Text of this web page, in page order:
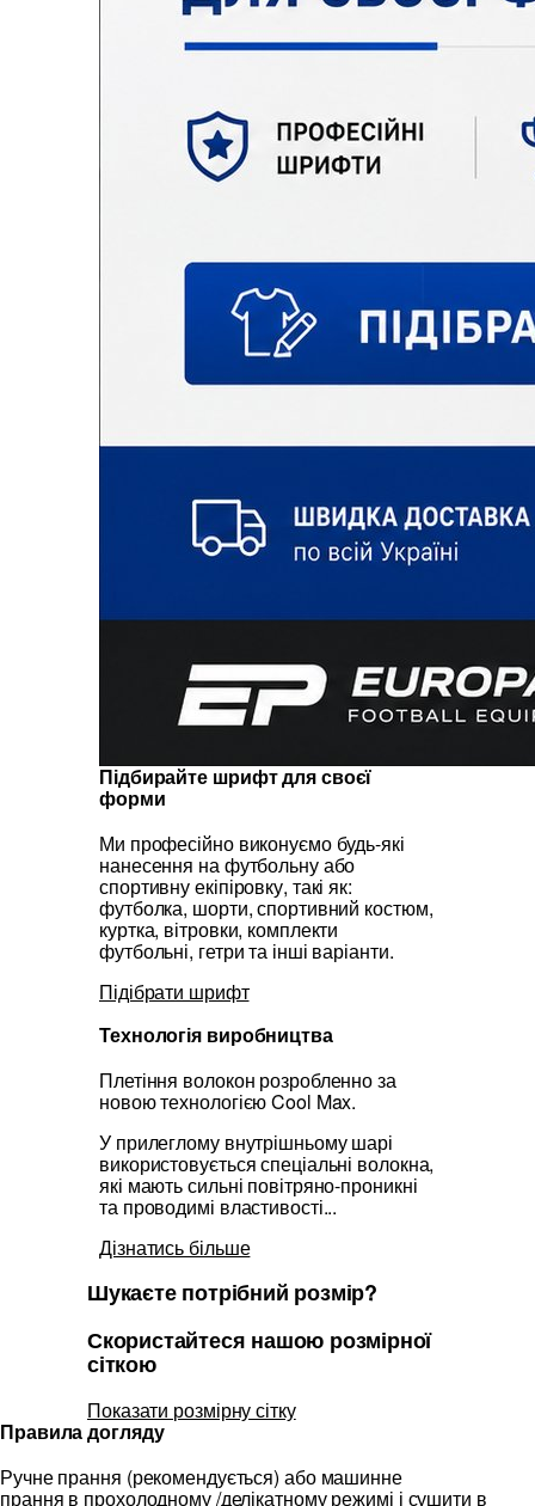
Підбирайте шрифт для своєї
форми
Ми професійно виконуємо будь-які
нанесення на футбольну або
спортивну екіпіровку, такі як:
футболка, шорти, спортивний костюм,
куртка, вітровки, комплекти
футбольні, гетри та інші варіанти.
Підібрати шрифт
Технологія виробництва
Плетіння волокон розробленно за
новою технологією Cool Max.
У прилеглому внутрішньому шарі
використовується спеціальні волокна,
які мають сильні повітряно-проникні
та проводимі властивості...
Дізнатись більше
Шукаєте потрібний розмір?
Скористайтеся нашою розмірної
сіткою
Показати розмірну сітку
Правила догляду
Ручне прання (рекомендується) або машинне
прання в прохолодному /делікатному режимі і сушити в